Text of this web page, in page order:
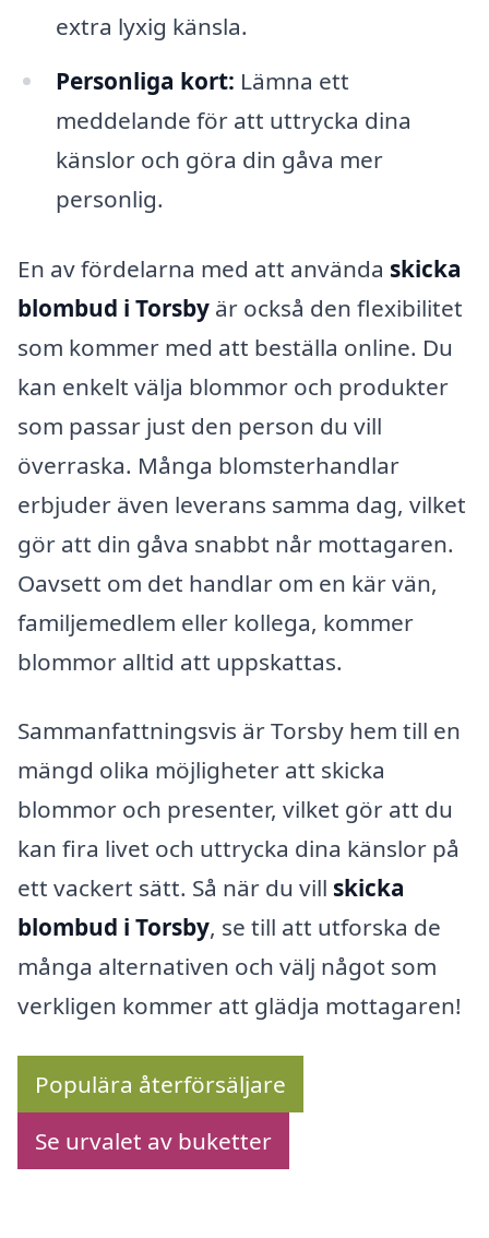
extra lyxig känsla.
Personliga kort: Lämna ett
meddelande för att uttrycka dina
känslor och göra din gåva mer
personlig.
En av fördelarna med att använda skicka
blombud i Torsby är också den flexibilitet
som kommer med att beställa online. Du
kan enkelt välja blommor och produkter
som passar just den person du vill
överraska. Många blomsterhandlar
erbjuder även leverans samma dag, vilket
gör att din gåva snabbt når mottagaren.
Oavsett om det handlar om en kär vän,
familjemedlem eller kollega, kommer
blommor alltid att uppskattas.
Sammanfattningsvis är Torsby hem till en
mängd olika möjligheter att skicka
blommor och presenter, vilket gör att du
kan fira livet och uttrycka dina känslor på
ett vackert sätt. Så när du vill skicka
blombud i Torsby, se till att utforska de
många alternativen och välj något som
verkligen kommer att glädja mottagaren!
Populära återförsäljare
Se urvalet av buketter